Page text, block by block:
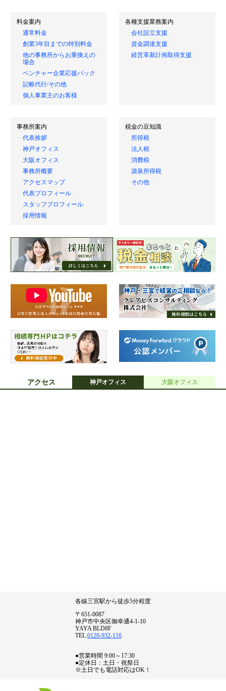
料金案内
通常料金
創業3年目までの特別料金
他の事務所からお乗換えの
場合
ベンチャー企業応援パック
記帳代行/その他
個人事業主のお客様
各種支援業務案内
会社設立支援
資金調達支援
経営革新計画取得支援
事務所案内
代表挨拶
神戸オフィス
大阪オフィス
事務所概要
アクセスマップ
代表プロフィール
スタッフプロフィール
採用情報
税金の豆知識
所得税
法人税
消費税
源泉所得税
その他
アクセス 神戸オフィス 大阪オフィス
各線三宮駅から徒歩5分程度
〒651-0087
神戸市中央区御幸通4-1-10
YAYA BLD8F
TEL.0120-932-116
●営業時間 9:00～17:30
●定休日：土日・祝祭日
※土日でも電話対応はOK！